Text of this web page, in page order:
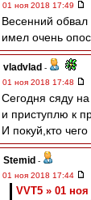
01 ноя 2018 17:49
Весенний
имел очень
vladvlad -
01 ноя 2018 17:48
Сегодня сяду
и приступлю к
И покуй,кто
Stemid -
01 ноя 2018 17:44
VVT5 » 01 ноя